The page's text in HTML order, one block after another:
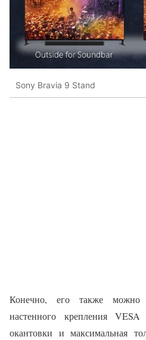
Sony Bravia 9 Stand
Конечно, его также можно
настенного крепления
окантовки и максимальная